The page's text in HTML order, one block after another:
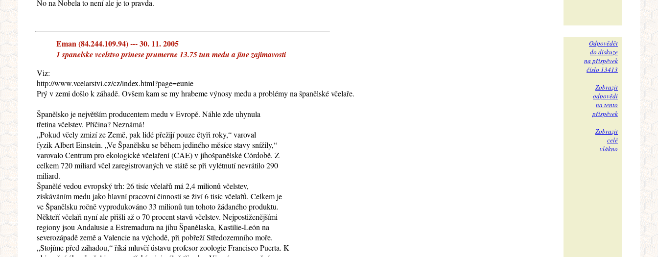
No na Nobela to není ale je to pravda.
Eman (84.244.109.94) --- 30. 11. 2005
1 spanelske vcelstvo prinese prumerne 13.75 tun medu a jine zajimavosti
Viz:
http://www.vcelarstvi.cz/cz/index.html?page=eunie
Prý v zemi došlo k záhadě. Ovšem kam se my hrabeme výnosy medu a problémy na španělské včelaře.
Španělsko je největším producentem medu v Evropě. Náhle zde uhynula
třetina včelstev. Příčina? Neznámá!
„Pokud včely zmizí ze Země, pak lidé přežijí pouze čtyři roky,“ varoval
fyzik Albert Einstein. „Ve Španělsku se během jediného měsíce stavy snížily,“
varovalo Centrum pro ekologické včelaření (CAE) v jihošpanělské Córdobě. Z
celkem 720 miliard včel zaregistrovaných ve státě se při vylétnutí nevrátilo 290
miliard.
Španělé vedou evropský trh: 26 tisíc včelařů má 2,4 milionů včelstev,
získáváním medu jako hlavní pracovní činností se živí 6 tisíc včelařů. Celkem je
ve Španělsku ročně vyprodukováno 33 milionů tun tohoto žádaného produktu.
Někteří včelaři nyní ale přišli až o 70 procent stavů včelstev. Nejpostiženějšími
regiony jsou Andalusie a Estremadura na jihu Španělaska, Kastilie-León na
severozápadě země a Valencie na východě, při pobřeží Středozemního moře.
„Stojíme před záhadou,“ říká mluvčí ústavu profesor zoologie Francisco Puerta. K
Odpovědět
do diskuze
na příspěvek
číslo 13413
Zobrazit
odpovědi
na tento
příspěvek
Zobrazit
celé
vlákno